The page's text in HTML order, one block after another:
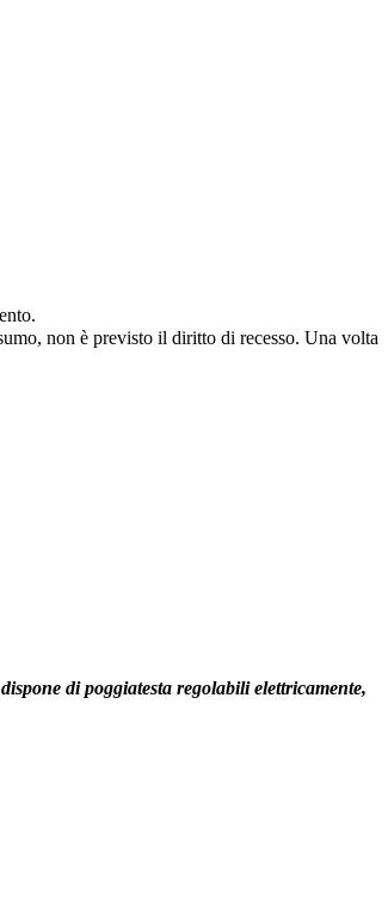
non è previsto il diritto di recesso. Una volta
di poggiatesta regolabili elettricamente,